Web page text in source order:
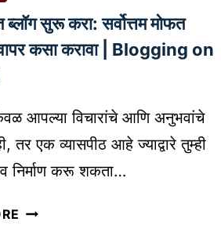
यं
ट
स्था
ना
चे
त्र
ब्लॉग सुरू करा: सर्वोत्तम मोफत
कसा करावा | Blogging on
आपल्या विचारांचे आणि अनुभवांचे
तर एक व्यासपीठ आहे ज्याद्वारे तुम्ही
निर्माण करू शकता…
क